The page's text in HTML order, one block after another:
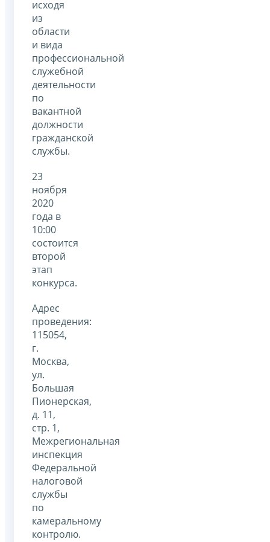
исходя
из
области
и вида
профессиональной
служебной
деятельности
по
вакантной
должности
гражданской
службы.
23
ноября
2020
года в
10:00
состоится
второй
этап
конкурса.
Адрес
проведения:
115054,
г.
Москва,
ул.
Большая
Пионерская,
д. 11,
стр. 1,
Межрегиональная
инспекция
Федеральной
налоговой
службы
по
камеральному
контролю.